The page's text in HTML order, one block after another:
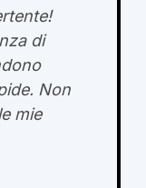
di
Non
mie